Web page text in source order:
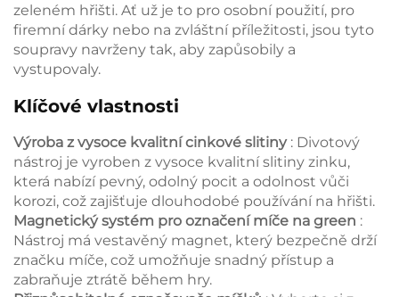
zeleném hřišti. Ať už je to pro osobní použití, pro
firemní dárky nebo na zvláštní příležitosti, jsou tyto
soupravy navrženy tak, aby zapůsobily a
vystupovaly.
Klíčové vlastnosti
Výroba z vysoce kvalitní cinkové slitiny : Divotový
nástroj je vyroben z vysoce kvalitní slitiny zinku,
která nabízí pevný, odolný pocit a odolnost vůči
korozi, což zajišťuje dlouhodobé používání na hřišti.
Magnetický systém pro označení míče na green :
Nástroj má vestavěný magnet, který bezpečně drží
značku míče, což umožňuje snadný přístup a
zabraňuje ztrátě během hry.